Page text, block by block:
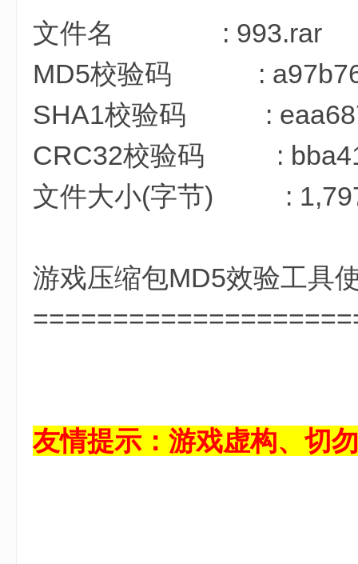
文件名 : 993.rar
MD5校验码 :
SHA1校验码 :
CRC32校验码 :
文件大小(字节) :
游戏压缩包MD5效验工具
友情提示：游戏虚构、切